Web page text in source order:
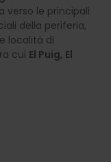
verso le principali
della periferia,
località di
cui El Puig, El